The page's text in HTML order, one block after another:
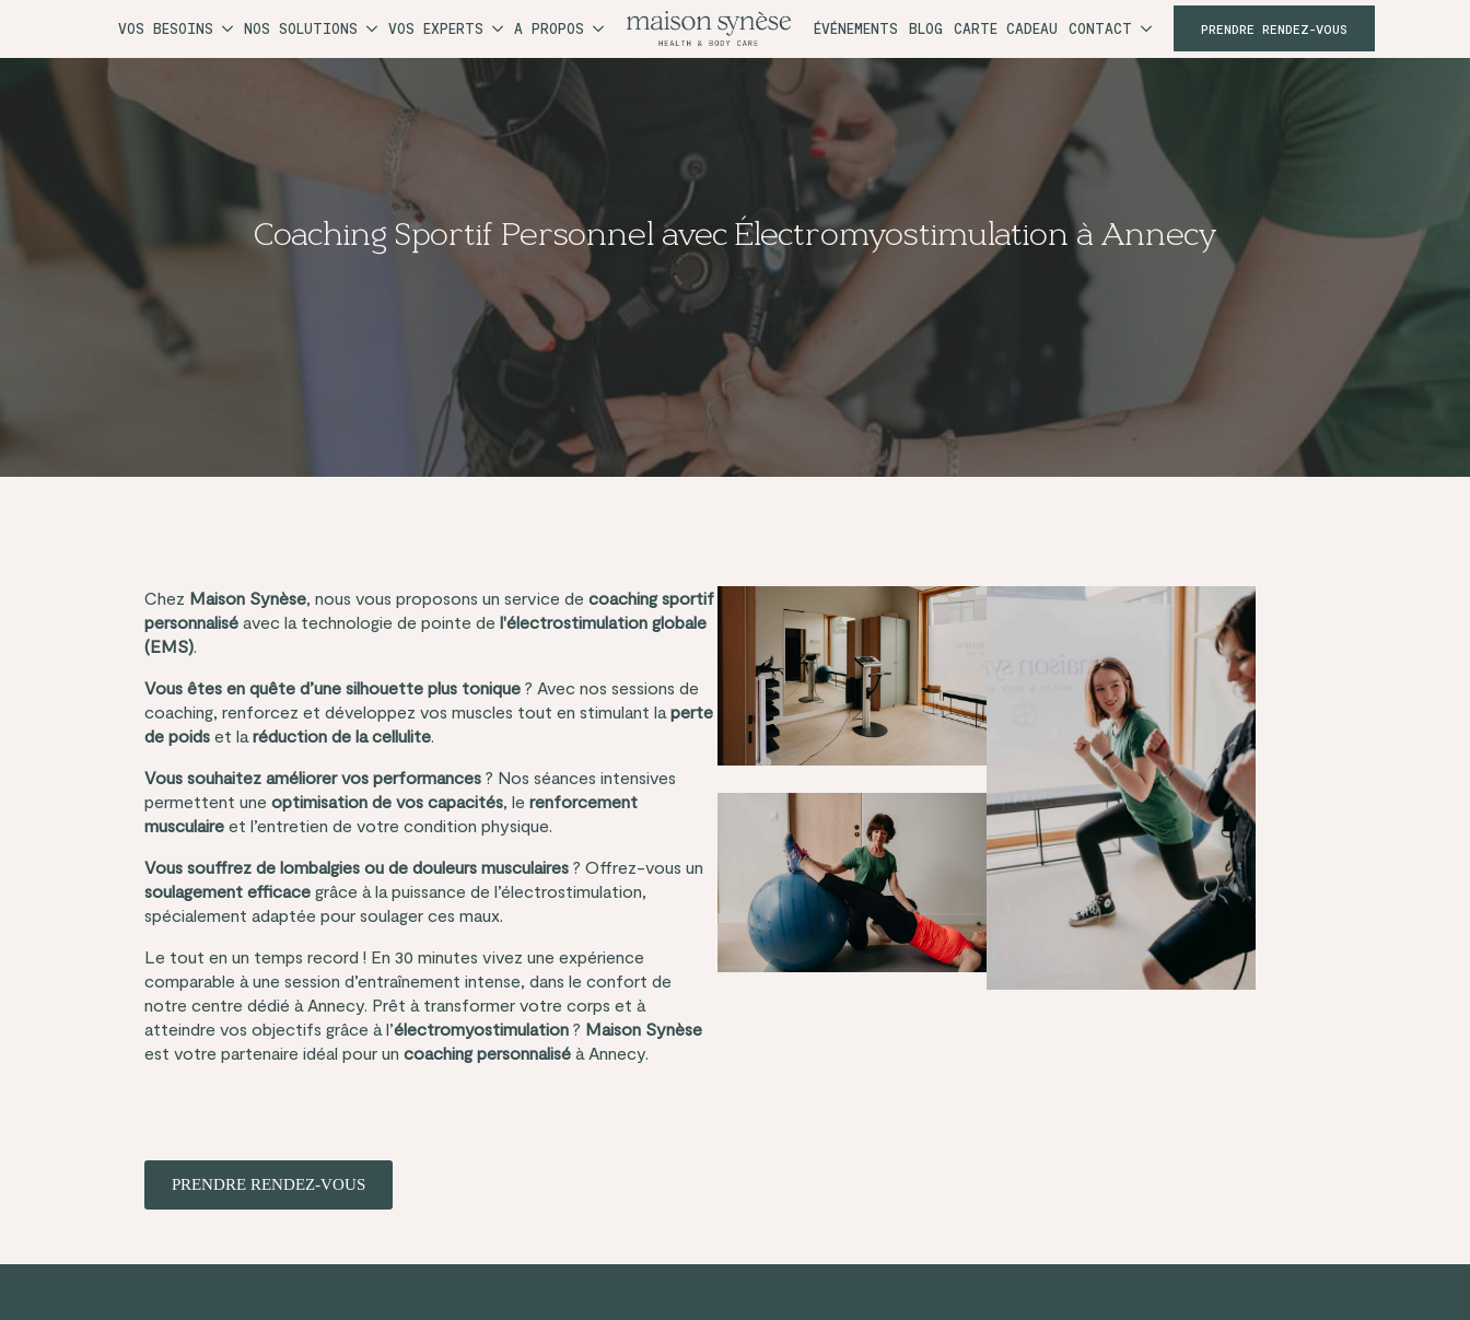
VOS BESOINS NOS SOLUTIONS VOS EXPERTS A PROPOS ÉVÉNEMENTS BLOG CARTE CADEAU CONTACT PRENDRE RENDEZ-VOUS
Coaching Sportif Personnel avec Électromyostimulation à Annecy
Chez Maison Synèse, nous vous proposons un service de coaching sportif
personnalisé avec la technologie de pointe de l'électrostimulation globale
(EMS).
Vous êtes en quête d’une silhouette plus tonique ? Avec nos sessions de
coaching, renforcez et développez vos muscles tout en stimulant laperte
de poids et laréduction de la cellulite.
Vous souhaitez améliorer vos performances ? Nos séances intensives
permettent une optimisation de vos capacités, le renforcement
musculaire et l’entretien de votre condition physique.
Vous souffrez de lombalgies ou de douleurs musculaires ? Offrez-vous un
soulagement efficace grâce à la puissance de l’électrostimulation,
spécialement adaptée pour soulager ces maux.
Le tout en un temps record ! En 30 minutes vivez une expérience
comparable à une session d’entraînement intense, dans le confort de
notre centre dédié à Annecy. Prêt à transformer votre corps et à
atteindre vos objectifs grâce à l’électromyostimulation ? Maison Synèse
est votre partenaire idéal pour un coaching personnalisé à Annecy.
PRENDRE RENDEZ-VOUS